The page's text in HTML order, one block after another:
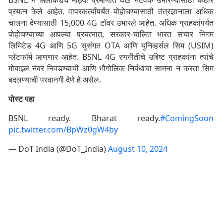
प्रयत्न केले आहेत. वापरकर्त्यांपर्यंत पोहोचण्यासाठी तंत्रज्ञानाला अधिक
चालना देण्यासाठी 15,000 4G टॉवर उभारले आहेत. अधिक ग्राहकांपर्यंत
पोहोचण्याच्या आपल्या प्रयत्नात, सरकार-चालित भारत संचार निगम
लिमिटेड 4G आणि 5G सुसंगत OTA आणि युनिव्हर्सल सिम (USIM)
प्लॅटफॉर्म आणणार आहेत. BSNL 4G रणनीतीचे उद्दिष्ट ग्राहकांना त्यांचे
मोबाइल नंबर निवडण्याची आणि भौगोलिक निर्बंधांचा सामना न करता सिम
बदलण्याची परवानगी देणे हे असेल.
पोस्ट पहा
BSNL ready. Bharat ready.#ComingSoon
pic.twitter.com/BpWz0gW4by
— DoT India (@DoT_India)August 10, 2024